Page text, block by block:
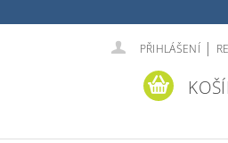
PŘIHLÁŠENÍ |